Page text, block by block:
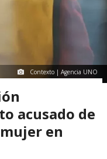
Contexto | Agencia UNO
acusado de
en